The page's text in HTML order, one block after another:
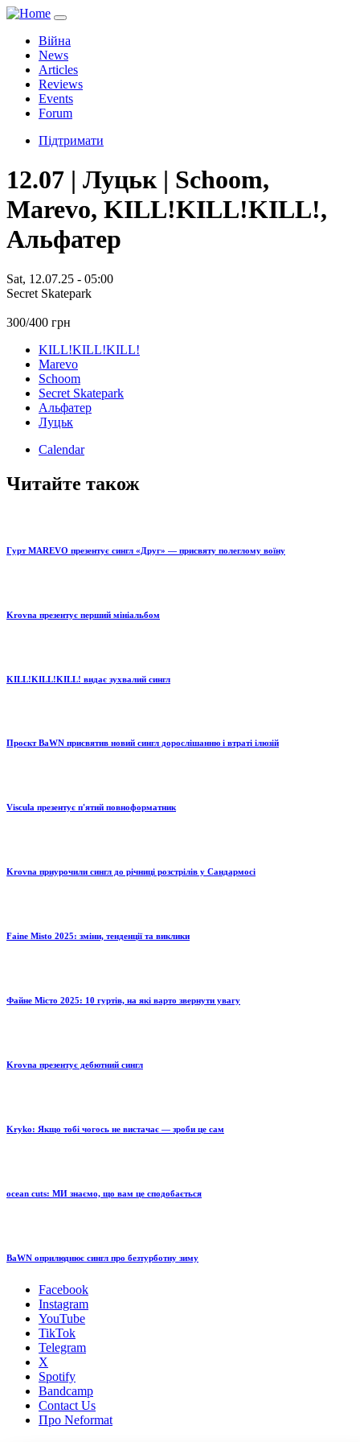
Війна
News
Articles
Reviews
Events
Forum
Підтримати
12.07 | Луцьк | Schoom,
Marevo, KILL!KILL!KILL!,
Альфатер
Sat, 12.07.25 - 05:00
Secret Skatepark
300/400 грн
KILL!KILL!KILL!
Marevo
Schoom
Secret Skatepark
Альфатер
Луцьк
Calendar
Читайте також
Гурт MAREVO презентує сингл «Друг» — присвяту полеглому воїну
Krovna презентує перший мініальбом
KILL!KILL!KILL! видає зухвалий сингл
Проєкт BaWN присвятив новий сингл дорослішанню і втраті ілюзій
Viscula презентує п'ятий повноформатник
Krovna приурочили сингл до річниці розстрілів у Сандармосі
Faine Misto 2025: зміни, тенденції та виклики
Файне Місто 2025: 10 гуртів, на які варто звернути увагу
Krovna презентує дебютний сингл
Kryko: Якщо тобі чогось не вистачає — зроби це сам
ocean cuts: МИ знаємо, що вам це сподобається
BaWN оприлюднює сингл про безтурботну зиму
Facebook
Instagram
YouTube
TikTok
Telegram
X
Spotify
Bandcamp
Contact Us
Про Neformat